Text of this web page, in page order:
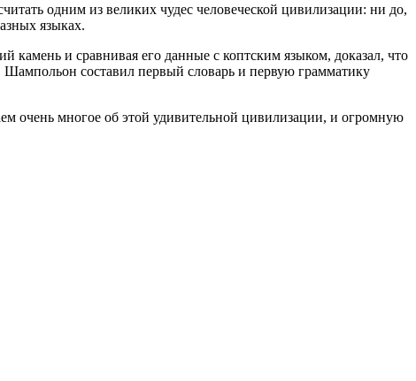
одним из великих чудес человеческой цивилизации: ни до,
языках.
и сравнивая его данные с коптским языком, доказал, что
Шампольон составил первый словарь и первую грамматику
очень многое об этой удивительной цивилизации, и огромную